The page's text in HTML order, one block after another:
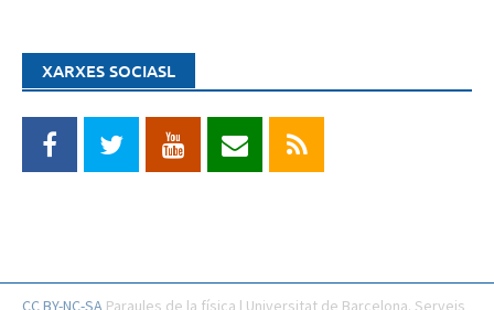
XARXES SOCIASL
CC BY-NC-SA Paraules de la física | Universitat de Barcelona. Serveis